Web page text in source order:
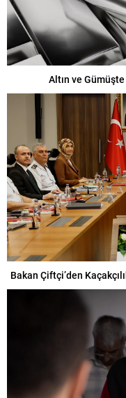
Altın ve
Bakan Çiftçi’den